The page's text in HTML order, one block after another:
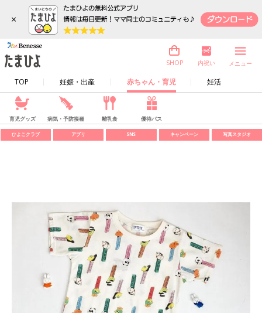
×
TOP 妊娠・出産 赤ちゃん・育児 妊活
SHOP 内祝い メニュー
育児グッズ 病気・予防接種 離乳食 優待パス
ひよこクラブ アプリ SNS キャンペーン 写真スタジオ